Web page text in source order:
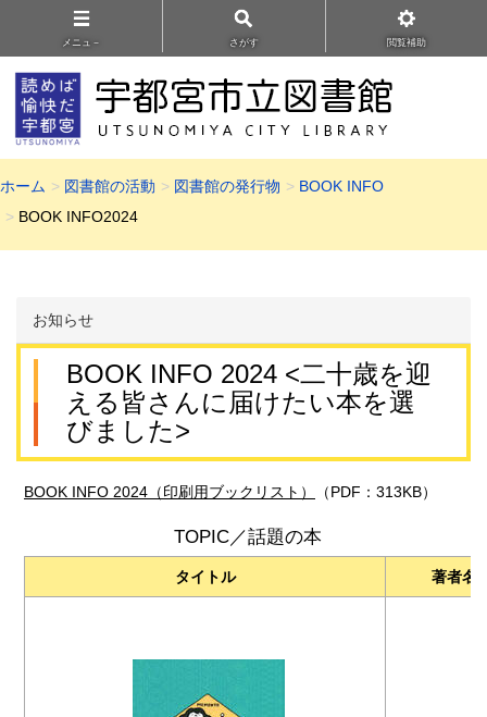
メニュ－ さがす 閲覧補助
ホーム 図書館の活動 図書館の発行物
BOOK INFO
BOOK INFO2024
お知らせ
BOOK INFO 2024 <二十歳を迎
える皆さんに届けたい本を選
びました>
BOOK INFO 2024（印刷用ブックリスト） （PDF：313KB）
TOPIC／話題の本
タイトル 著者名